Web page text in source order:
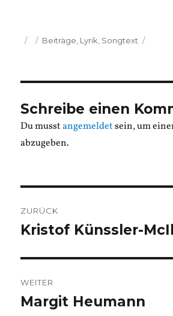
Veröffentlicht
Kategorien
Beiträge Lyrik Songtext
Schreibe einen
Du musstangemeldetsein, um
abzugeben.
ZURÜCK
Vorheriger
Kristof Künssler-
WEITER
Nächster
Margit Heumann